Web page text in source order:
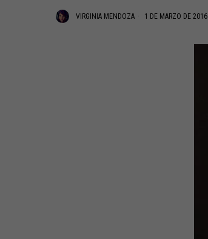
VIRGINIA MENDOZA 1 DE MARZO DE 2016